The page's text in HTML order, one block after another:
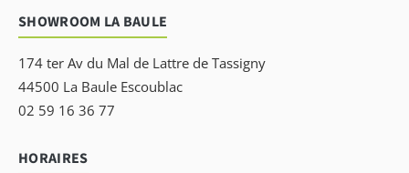
SHOWROOM LA BAULE
174 ter Av du Mal de Lattre de Tassigny
44500 La Baule Escoublac
02 59 16 36 77
HORAIRES